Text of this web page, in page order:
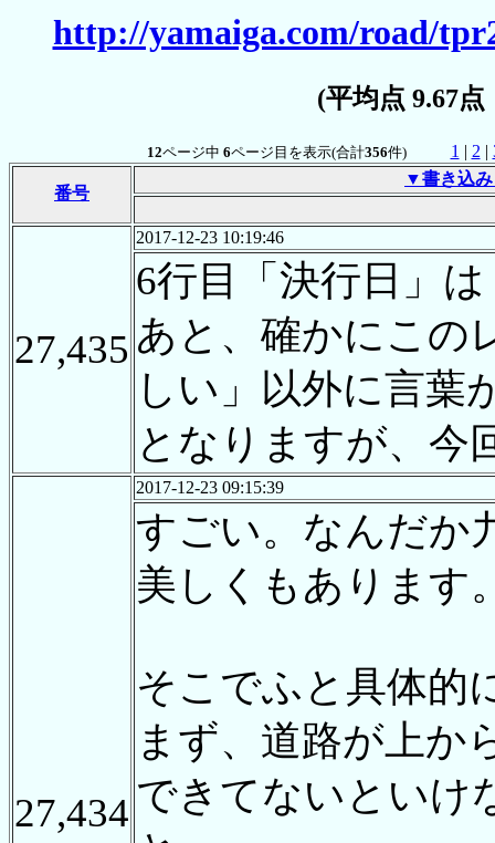
http://yamaiga.com/road/
(平均点 9.67
12ページ中 6ページ目を表示(合計356件) 1 | 2 |
番号
▼書き込み
27,435
2017-12-23 10:19:46
6行目「決行日」
あと、確かにこの
しい」以外に言葉
となりますが、
27,434
2017-12-23 09:15:39
すごい。なんだか
美しくもあります
そこでふと具体的
まず、道路が上か
できてないといけ